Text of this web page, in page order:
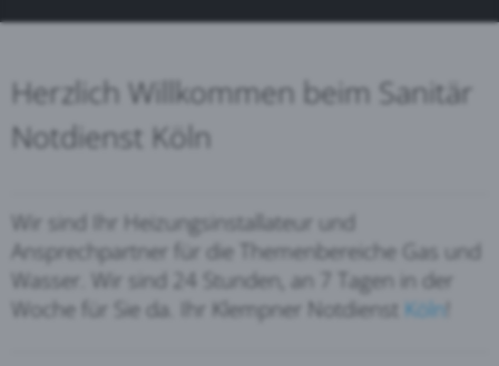
Herzlich Willkommen beim Sanitär
Notdienst Köln
Wir sind Ihr Heizungsinstallateur und
Ansprechpartner für die Themenbereiche Gas und
Wasser. Wir sind 24 Stunden, an 7 Tagen in der
Woche für Sie da. Ihr Klempner Notdienst Köln